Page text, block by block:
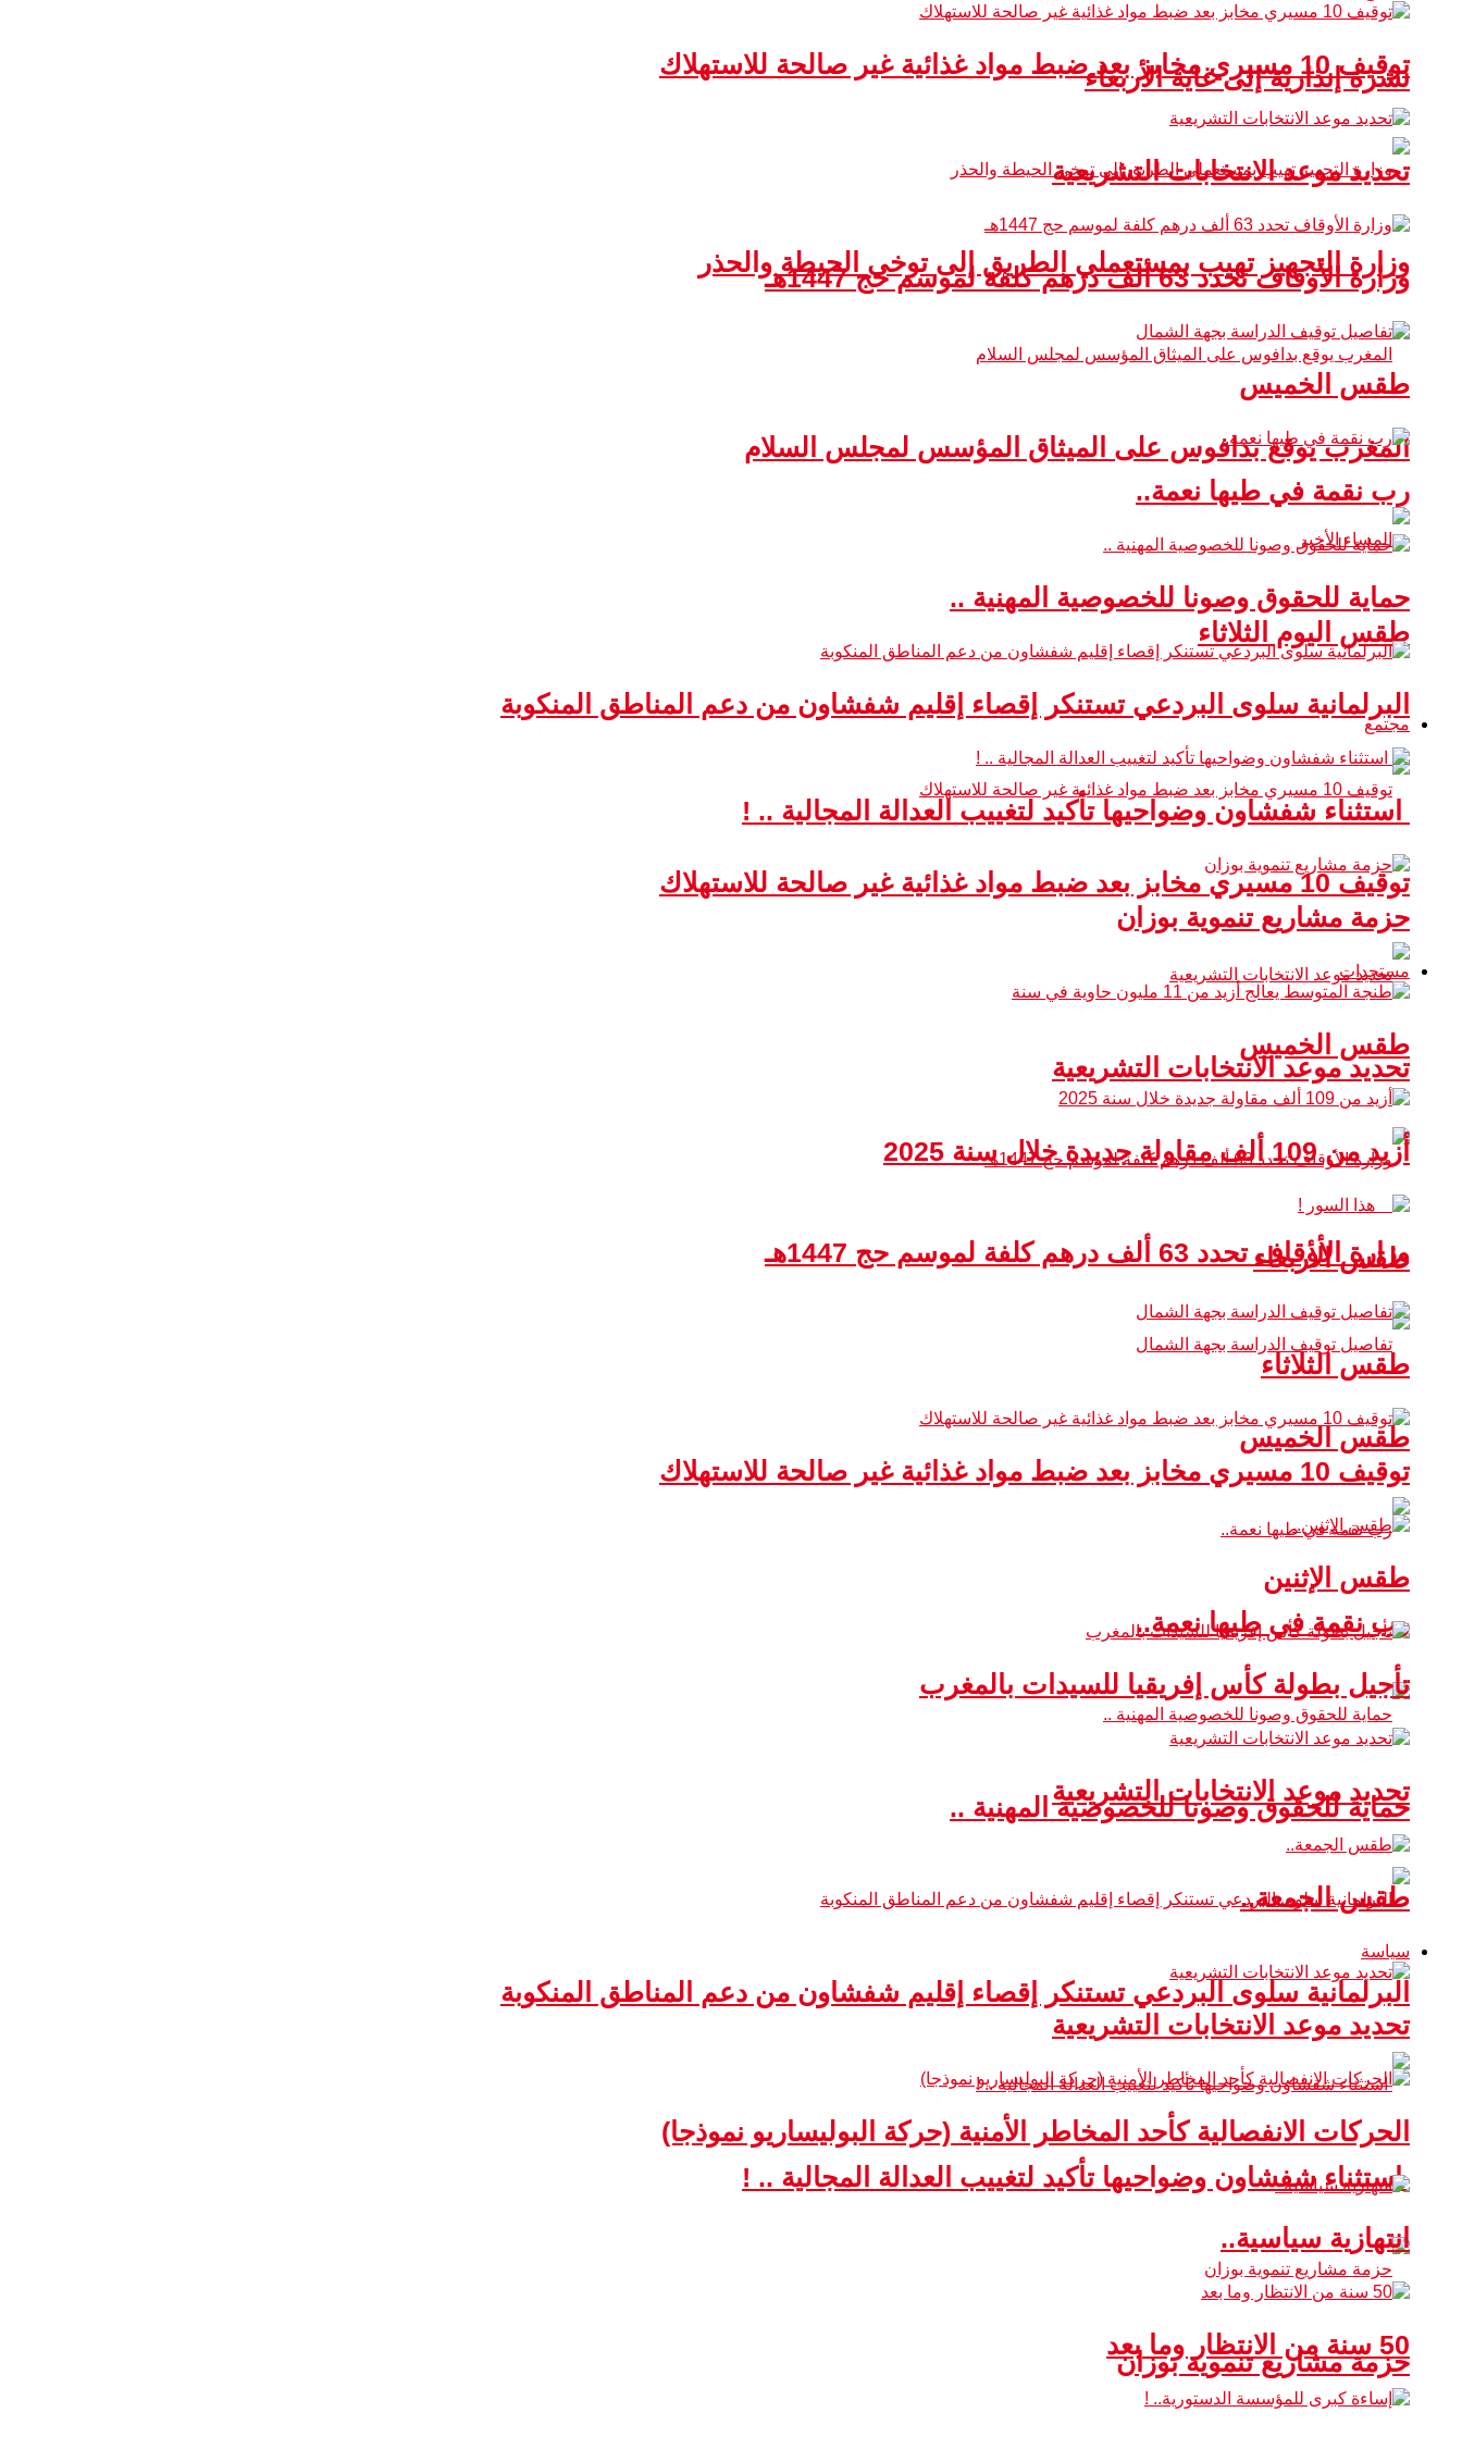
نشرة إنذارية إلى غاية الأربعاء
وزارة التجهيز تهيب بمستعملي الطريق إلى توخي الحيطة والحذر
المغرب يوقع بدافوس على الميثاق المؤسس لمجلس السلام
طقس اليوم الثلاثاء
مجتمع
توقيف 10 مسيري مخابز بعد ضبط مواد غذائية غير صالحة للاستهلاك
تحديد موعد الانتخابات التشريعية
وزارة الأوقاف تحدد 63 ألف درهم كلفة لموسم حج 1447هـ
طقس الخميس
رب نقمة في طيها نعمة..
حماية للحقوق وصونا للخصوصية المهنية ..
البرلمانية سلوى البردعي تستنكر إقصاء إقليم شفشاون من دعم المناطق المنكوبة
استثناء شفشاون وضواحيها تأكيد لتغييب العدالة المجالية .. !
حزمة مشاريع تنموية بوزان
توقيف 10 مسيري مخابز بعد ضبط مواد غذائية غير صالحة للاستهلاك
تحديد موعد الانتخابات التشريعية
وزارة الأوقاف تحدد 63 ألف درهم كلفة لموسم حج 1447هـ
طقس الخميس
رب نقمة في طيها نعمة..
حماية للحقوق وصونا للخصوصية المهنية ..
البرلمانية سلوى البردعي تستنكر إقصاء إقليم شفشاون من دعم المناطق المنكوبة
استثناء شفشاون وضواحيها تأكيد لتغييب العدالة المجالية .. !
حزمة مشاريع تنموية بوزان
مستجدات
طقس الخميس
أزيد من 109 ألف مقاولة جديدة خلال سنة 2025
طقس الأربعاء
طقس الثلاثاء
توقيف 10 مسيري مخابز بعد ضبط مواد غذائية غير صالحة للاستهلاك
طقس الإثنين
تأجيل بطولة كأس إفريقيا للسيدات بالمغرب
تحديد موعد الانتخابات التشريعية
طقس الجمعة..
سياسة
تحديد موعد الانتخابات التشريعية
الحركات الانفصالية كأحد المخاطر الأمنية (حركة البوليساريو نموذجا)
انتهازية سياسية..
50 سنة من الانتظار وما بعد